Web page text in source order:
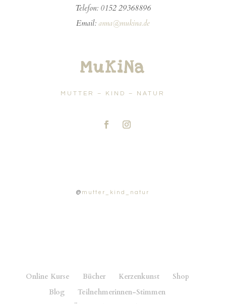
Telefon: 0152 29368896
Email: anna@mukina.de
MuKiNa
MUTTER – KIND – NATUR
@ mutter_kind_natur
Online Kurse Bücher Kerzenkunst
Shop
Blog
Teilnehmerinnen-Stimmen